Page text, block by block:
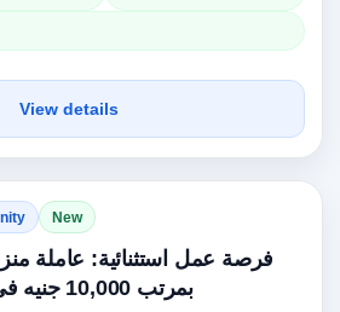
View details
New
فرصة عمل استثنائية: عاملة
بمرتب 10,000 جنيه في مدينة بدر